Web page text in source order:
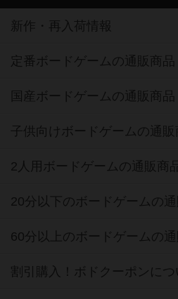
新作・再入荷情報
定番ボードゲームの通販商品
国産ボードゲームの通販商品
子供向けボードゲームの通販
2人用ボードゲームの通販商
20分以下のボードゲームの
60分以上のボードゲームの
割引購入！ボドクーポンにつ